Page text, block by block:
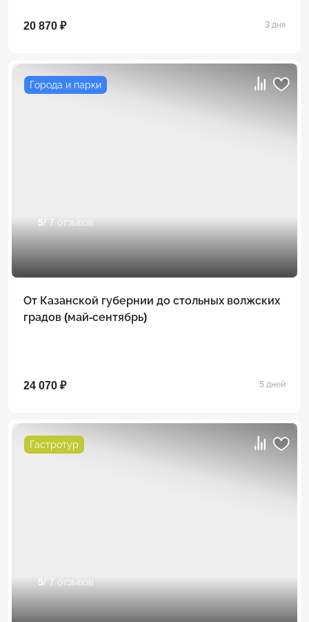
20 870 ₽ 3 дня
Города и парки
5/ 7 отзывов
От Казанской губернии до стольных волжских
градов (май-сентябрь)
24 070 ₽ 5 дней
Гастротур
5/ 7 отзывов